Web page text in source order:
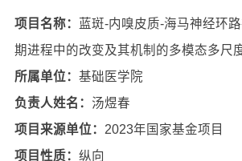
项目名称：
蓝斑-内嗅皮质-海马神经环
期进程中的改变及其机制的多模态多尺
所属单位： 基础医学院
负责人姓名： 汤煜春
项目来源单位： 2023年国家基金项目
项目性质： 纵向